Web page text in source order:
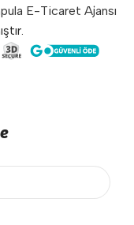
E-Ticaret Ajansı